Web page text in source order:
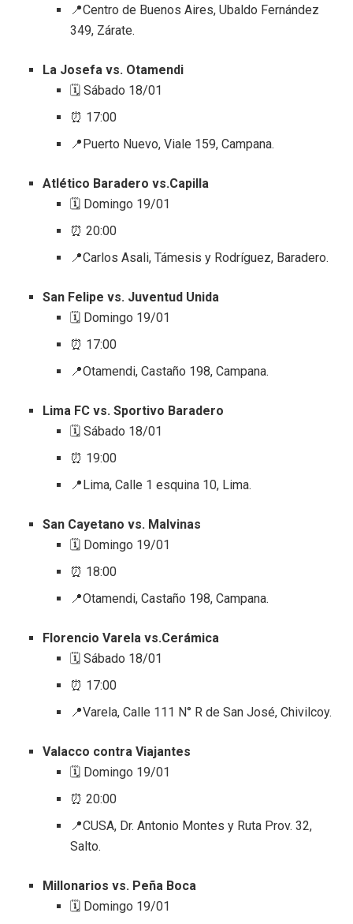
📍Centro de Buenos Aires, Ubaldo Fernández
349, Zárate.
La Josefa vs. Otamendi
🗓️ Sábado 18/01
⏰ 17:00
📍Puerto Nuevo, Viale 159, Campana.
Atlético Baradero vs.Capilla
🗓️ Domingo 19/01
⏰ 20:00
📍Carlos Asali, Támesis y Rodríguez, Baradero.
San Felipe vs. Juventud Unida
🗓️ Domingo 19/01
⏰ 17:00
📍Otamendi, Castaño 198, Campana.
Lima FC vs. Sportivo Baradero
🗓️ Sábado 18/01
⏰ 19:00
📍Lima, Calle 1 esquina 10, Lima.
San Cayetano vs. Malvinas
🗓️ Domingo 19/01
⏰ 18:00
📍Otamendi, Castaño 198, Campana.
Florencio Varela vs.Cerámica
🗓️ Sábado 18/01
⏰ 17:00
📍Varela, Calle 111 N° R de San José, Chivilcoy.
Valacco contra Viajantes
🗓️ Domingo 19/01
⏰ 20:00
📍CUSA, Dr. Antonio Montes y Ruta Prov. 32,
Salto.
Millonarios vs. Peña Boca
🗓️ Domingo 19/01